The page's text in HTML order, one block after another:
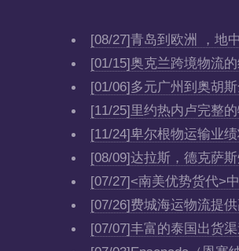
[08/27]青岛到欧洲 ，地
[01/15]奥克兰跨境物流
[01/06]多元广州到奥胡
[11/25]里约热内卢完整
[11/24]卑尔根物运输业
[08/09]达拉斯，德克萨
[07/27]<南美优势货代>
[07/26]费城海运物流提
[07/07]丰富的泰国出货